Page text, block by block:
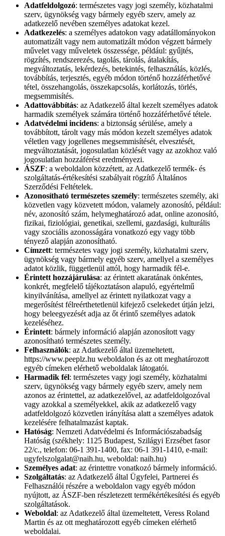
Adatfeldolgozó: természetes vagy jogi személy, közhatalmi
szerv, ügynökség vagy bármely egyéb szerv, amely az
adatkezelő nevében személyes adatokat kezel.
Adatkezelés: a személyes adatokon vagy adatállományokon
automatizált vagy nem automatizált módon végzett bármely
művelet vagy műveletek összessége, például: gyűjtés,
rögzítés, rendszerezés, tagolás, tárolás, átalakítás,
megváltoztatás, lekérdezés, betekintés, felhasználás, közlés,
továbbítás, terjesztés, egyéb módon történő hozzáférhetővé
tétel, összehangolás, összekapcsolás, korlátozás, törlés,
megsemmisítés.
Adattovábbítás: az Adatkezelő által kezelt személyes adatok
harmadik személyek számára történő hozzáférhetővé tétele.
Adatvédelmi incidens: a biztonság sérülése, amely a
továbbított, tárolt vagy más módon kezelt személyes adatok
véletlen vagy jogellenes megsemmisítését, elvesztését,
megváltoztatását, jogosulatlan közlését vagy az azokhoz való
jogosulatlan hozzáférést eredményezi.
ÁSZF: a weboldalon közzétett, az Adatkezelő termék- és
szolgáltatás-értékesítési szabályait rögzítő Általános
Szerződési Feltételek.
Azonosítható természetes személy: természetes személy, aki
közvetlen vagy közvetett módon, valamely azonosító, például:
név, azonosító szám, helymeghatározó adat, online azonosító,
fizikai, fiziológiai, genetikai, szellemi, gazdasági, kulturális
vagy szociális azonosságára vonatkozó egy vagy több
tényező alapján azonosítható.
Címzett: természetes vagy jogi személy, közhatalmi szerv,
ügynökség vagy bármely egyéb szerv, amellyel a személyes
adatot közlik, függetlenül attól, hogy harmadik fél-e.
Érintett hozzájárulása: az érintett akaratának önkéntes,
konkrét, megfelelő tájékoztatáson alapuló, egyértelmű
kinyilvánítása, amellyel az érintett nyilatkozat vagy a
megerősítést félreérthetetlenül kifejező cselekedet útján jelzi,
hogy beleegyezését adja az őt érintő személyes adatok
kezeléséhez.
Érintett: bármely információ alapján azonosított vagy
azonosítható természetes személy.
Felhasználók: az Adatkezelő által üzemeltetett,
https://www.peeplz.hu weboldalon és az ott meghatározott
egyéb címeken elérhető weboldalak látogatói.
Harmadik fél: természetes vagy jogi személy, közhatalmi
szerv, ügynökség vagy bármely egyéb szerv, amely nem
azonos az érintettel, az adatkezelővel, az adatfeldolgozóval
vagy azokkal a személyekkel, akik az adatkezelő vagy
adatfeldolgozó közvetlen irányítása alatt a személyes adatok
kezelésére felhatalmazást kaptak.
Hatóság: Nemzeti Adatvédelmi és Információszabadság
Hatóság (székhely: 1125 Budapest, Szilágyi Erzsébet fasor
22/c., telefon: 06-1 391-1400, fax: 06-1 391-1410, e-mail:
ugyfelszolgalat@naih.hu, weboldal: naih.hu)
Személyes adat: az érintettre vonatkozó bármely információ.
Szolgáltatás: az Adatkezelő által Ügyfelei, Partnerei és
Felhasználói részére a weboldalon vagy egyéb módon
nyújtott, az ÁSZF-ben részletezett termékértékesítési és egyéb
szolgáltatások.
Weboldal: az Adatkezelő által üzemeltetett, Veress Roland
Martin és az ott meghatározott egyéb címeken elérhető
weboldalai.